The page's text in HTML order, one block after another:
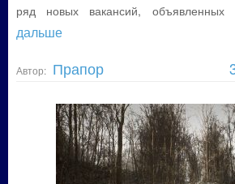
ряд новых вакансий, объявленных
дальше
Автор: Прапор